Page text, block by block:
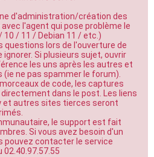
d'administration/création des
l'agent qui pose problème le
/ 11 / Debian 11 / etc.)
questions lors de l'ouverture de
Si plusieurs sujet, ouvrir
les uns après les autres et
ne pas spammer le forum).
de code, les captures
dans le post. Les liens
et autres sites tierces seront
le support est fait
Si vous avez besoin d'un
pouvez contacter le service